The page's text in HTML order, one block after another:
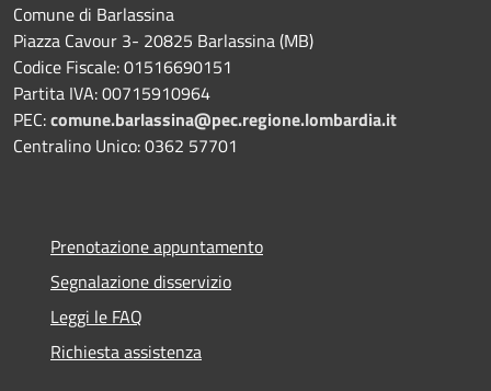
Comune di Barlassina
Piazza Cavour 3- 20825 Barlassina (MB)
Codice Fiscale: 01516690151
Partita IVA: 00715910964
PEC:comune.barlassina@pec.regione.lombardia.it
Centralino Unico: 0362 57701
Prenotazione appuntamento
Segnalazione disservizio
Leggi le FAQ
Richiesta assistenza